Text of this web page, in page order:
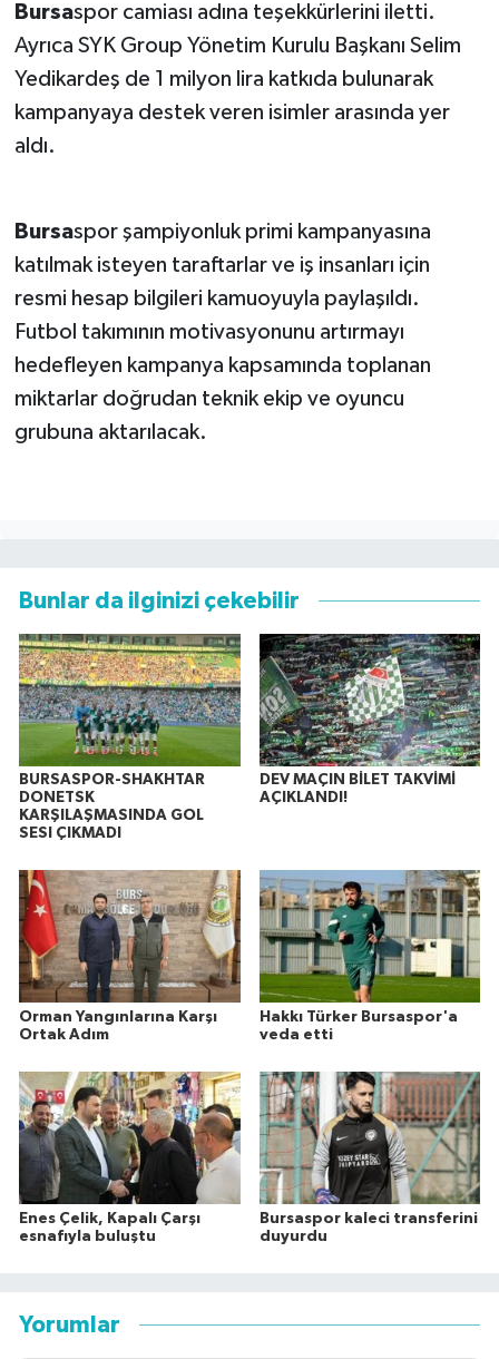
Bursaspor camiası adına teşekkürlerini iletti.
Ayrıca SYK Group Yönetim Kurulu Başkanı Selim
Yedikardeş de 1 milyon lira katkıda bulunarak
kampanyaya destek veren isimler arasında yer
aldı.
Bursaspor şampiyonluk primi kampanyasına
katılmak isteyen taraftarlar ve iş insanları için
resmi hesap bilgileri kamuoyuyla paylaşıldı.
Futbol takımının motivasyonunu artırmayı
hedefleyen kampanya kapsamında toplanan
miktarlar doğrudan teknik ekip ve oyuncu
grubuna aktarılacak.
Bunlar da ilginizi çekebilir
BURSASPOR-SHAKHTAR
DONETSK
KARŞILAŞMASINDA GOL
SESI ÇIKMADI
DEV MAÇIN BİLET TAKVİMİ
AÇIKLANDI!
Orman Yangınlarına Karşı
Ortak Adım
Hakkı Türker Bursaspor'a
veda etti
Enes Çelik, Kapalı Çarşı
esnafıyla buluştu
Bursaspor kaleci transferini
duyurdu
Yorumlar